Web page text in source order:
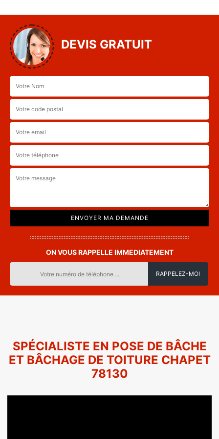
DEVIS GRATUIT
ON VOUS RAPPELLE IMMEDIATEMENT
SPÉCIALISTE EN POSE DE BÂCHE
ET BÂCHAGE DE TOITURE CHAPET
78130